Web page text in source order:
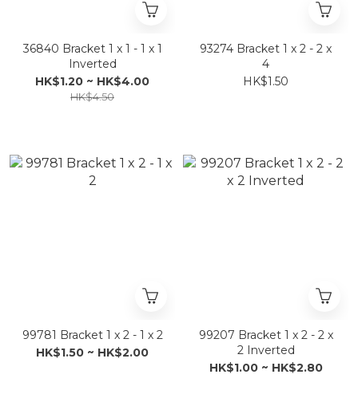
36840 Bracket 1 x 1 - 1 x 1
Inverted
HK$1.20 ~ HK$4.00
HK$4.50
93274 Bracket 1 x 2 - 2 x
4
HK$1.50
99781 Bracket 1 x 2 - 1 x 2
HK$1.50 ~ HK$2.00
99207 Bracket 1 x 2 - 2 x
2 Inverted
HK$1.00 ~ HK$2.80